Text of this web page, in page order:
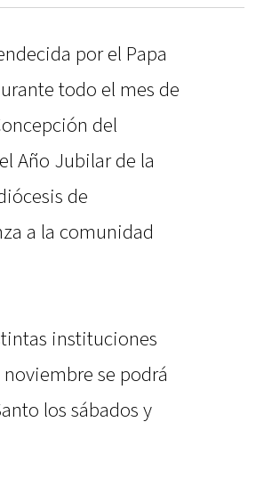
por el Papa
todo el mes de
del
Año Jubilar de la
de
a la comunidad
instituciones
se podrá
los sábados y